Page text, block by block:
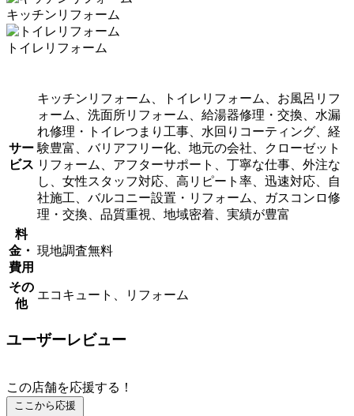
キッチンリフォーム
トイレリフォーム
サー
ビス
キッチンリフォーム、トイレリフォーム、お風呂リフ
ォーム、洗面所リフォーム、給湯器修理・交換、水漏
れ修理・トイレつまり工事、水回りコーティング、経
験豊富、バリアフリー化、地元の会社、クローゼット
リフォーム、アフターサポート、丁寧な仕事、外注な
し、女性スタッフ対応、高リピート率、迅速対応、自
社施工、バルコニー設置・リフォーム、ガスコンロ修
理・交換、品質重視、地域密着、実績が豊富
料
金・
費用
現地調査無料
その
他
エコキュート、リフォーム
ユーザーレビュー
この店舗を応援する！
ここから応援